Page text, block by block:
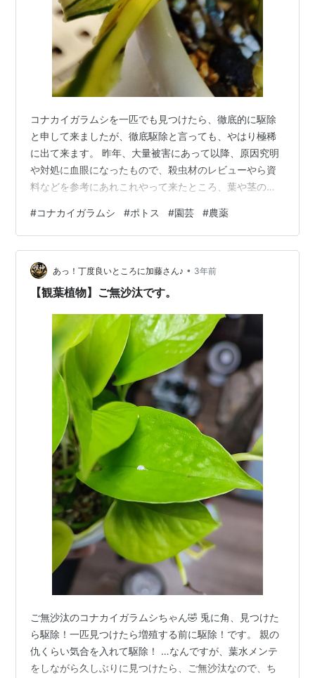
コナカイガラムシを一匹でも見つけたら、徹底的に駆除
と申して来ましたが、徹底駆除と言っても、やはり極稀
に出て来ます。 昨年、大量被害にあって以降、原因究明
や対処に血眼になったもので、殺虫材のレビューやら資
料などを参考にあれこれやって来たところ、葉や茎の様
ました。😅 ポトスの場合、茎の別れている場所や古く黒
ずんだ茎皮に隠れていて、水切れし始めたタイミングで
葉色を変える茎には、少量であろうがコナカイガラムシ
が隠れている事が圧倒的に多かったです。また、鉢土か
ら上は何とも無いのに、土を少し除いたらそこに居た事
#コナカイガラムシ #ポトス #園芸 #農薬
あっ！丁度良いところに加藤さん♪ • 3年前
【観葉植物】ご無沙汰です。
ご無沙汰のコナカイガラムシちゃん🤣 兎に角、見つけた
ら駆除！一匹見つけたら増殖する前に駆除！です。 親の
仇くらい気合を入れて駆除！ …なんですが、葉水メンテ
をしながら久しぶりに見つけたら、ご無沙汰なので、ち